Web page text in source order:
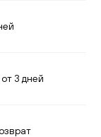
3 дней